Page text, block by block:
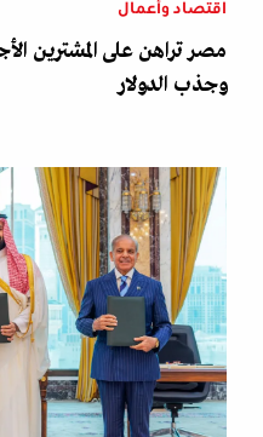
اقتصاد وأعمال
مصر تراهن على المشترين
وجذب الدولار